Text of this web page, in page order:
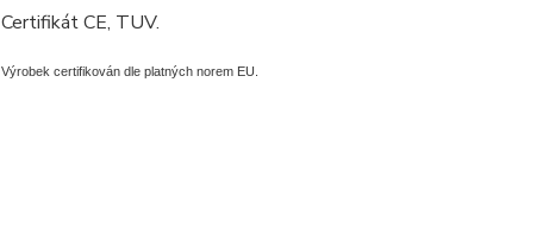
Certifikát CE, TUV.
Výrobek certifikován dle platných norem EU.